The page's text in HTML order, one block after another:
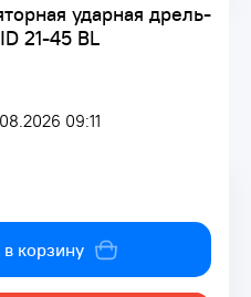
ударная дрель-
21-45 BL
09:11
корзину